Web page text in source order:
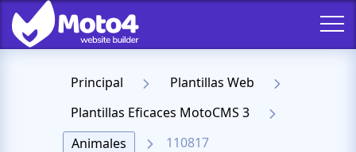
Principal
Plantillas Web
Plantillas Eficaces MotoCMS 3
Animales
110817